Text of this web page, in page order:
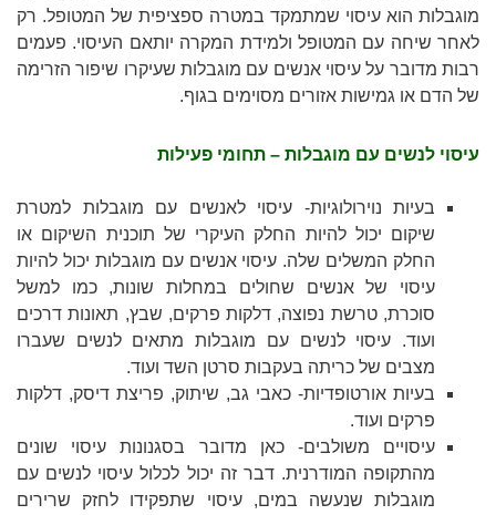
מוגבלות הוא עיסוי שמתמקד במטרה ספציפית של המטופל. רק
לאחר שיחה עם המטופל ולמידת המקרה יותאם העיסוי. פעמים
רבות מדובר על עיסוי אנשים עם מוגבלות שעיקרו שיפור הזרימה
של הדם או גמישות אזורים מסוימים בגוף.
עיסוי לנשים עם מוגבלות – תחומי פעילות
בעיות נוירולוגיות- עיסוי לאנשים עם מוגבלות למטרת
שיקום יכול להיות החלק העיקרי של תוכנית השיקום או
החלק המשלים שלה. עיסוי אנשים עם מוגבלות יכול להיות
עיסוי של אנשים שחולים במחלות שונות, כמו למשל
סוכרת, טרשת נפוצה, דלקות פרקים, שבץ, תאונות דרכים
ועוד. עיסוי לנשים עם מוגבלות מתאים לנשים שעברו
מצבים של כריתה בעקבות סרטן השד ועוד.
בעיות אורטופדיות- כאבי גב, שיתוק, פריצת דיסק, דלקות
פרקים ועוד.
עיסויים משולבים- כאן מדובר בסגנונות עיסוי שונים
מהתקופה המודרנית. דבר זה יכול לכלול עיסוי לנשים עם
מוגבלות שנעשה במים, עיסוי שתפקידו לחזק שרירים